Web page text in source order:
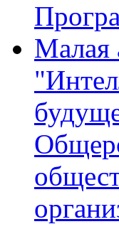
Малая